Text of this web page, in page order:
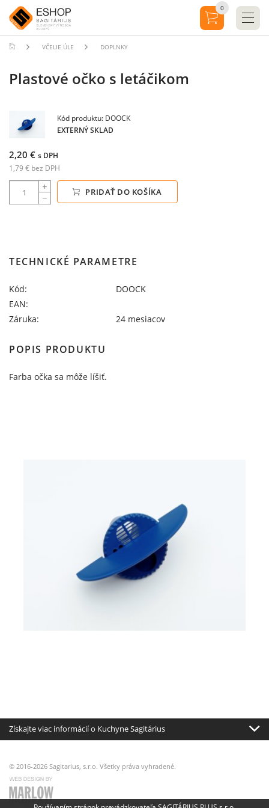
VČELIE ÚLE DOPLNKY
Plastové očko s letáčikom
Kód produktu: DOOCK
EXTERNÝ SKLAD
2,20 € s DPH
1,79 € bez DPH
PRIDAŤ DO KOŠÍKA
TECHNICKÉ PARAMETRE
Kód:
DOOCK
EAN:
Záruka:
24 mesiacov
POPIS PRODUKTU
Farba očka sa môže líšiť.
Získajte viac informácií o Kuchyne Sagitárius
© 2016-2026 Sagitarius, s.r.o. Všetky práva vyhradené.
0